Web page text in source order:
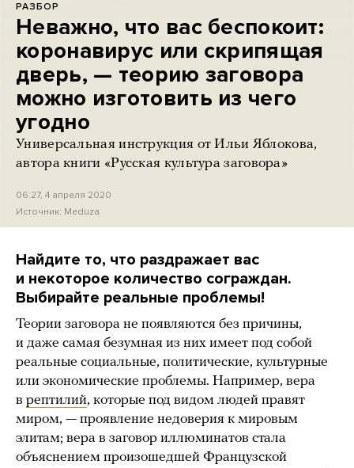
РАЗБОР
Неважно, что вас беспокоит:
коронавирус или скрипящая
дверь, — теорию заговора
можно изготовить из чего
угодно
Универсальная инструкция от Ильи Яблокова,
автора книги «Русская культура заговора»
06:27, 4 апреля 2020
Источник: Meduza
Найдите то, что раздражает вас
и некоторое количество сограждан.
Выбирайте реальные проблемы!
Теории заговора не появляются без причины,
и даже самая безумная из них имеет под собой
реальные социальные, политические, культурные
или экономические проблемы. Например, вера
в рептилий, которые под видом людей правят
миром, — проявление недоверия к мировым
элитам; вера в заговор иллюминатов стала
объяснением произошедшей Французской